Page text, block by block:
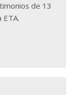
de 13